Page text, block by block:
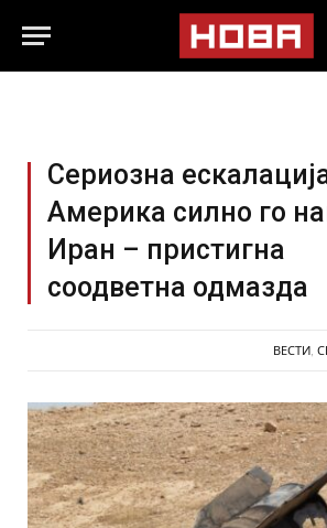
Сериозна
Америка силно го
Иран – пристигна
соодветна одмазда
ВЕСТИ